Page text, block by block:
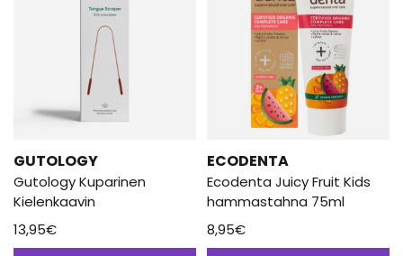
GUTOLOGY
Gutology Kuparinen
Kielenkaavin
13,95€
ECODENTA
Ecodenta Juicy Fruit Kids
hammastahna 75ml
8,95€